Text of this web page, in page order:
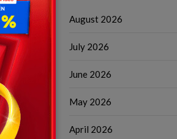
August 2026
July 2026
June 2026
May 2026
April 2026